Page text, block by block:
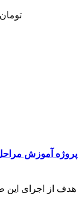
2,958,260تومان
پروژه آموزش
هدف از اجرای این